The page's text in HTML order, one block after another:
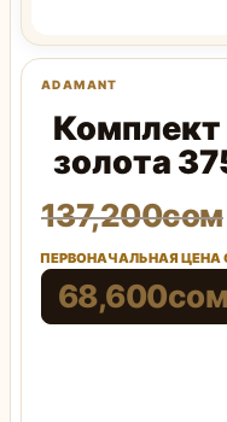
Комплект
золота
137,200сом
ПЕРВОНАЧАЛЬНАЯ ЦЕНА
68,600сом